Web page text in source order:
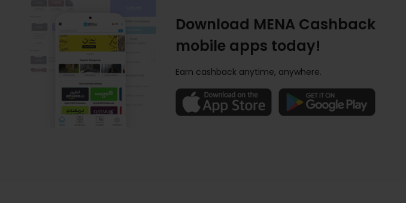
Download MENA Cashback
mobile apps today!
Earn cashback anytime, anywhere.